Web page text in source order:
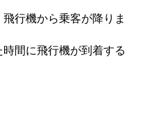
行機から乗客が降りま
間に飛行機が到着する